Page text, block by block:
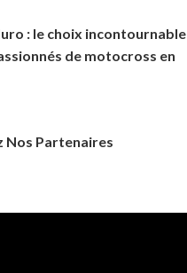
: le choix incontournable
de motocross en
Nos Partenaires